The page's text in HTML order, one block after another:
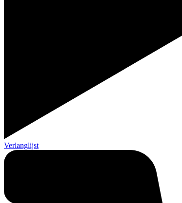
Verlanglijst